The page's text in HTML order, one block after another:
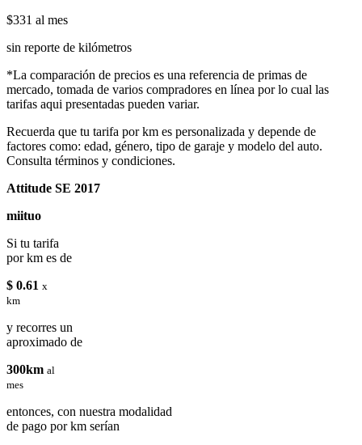
$331 al mes
sin reporte de kilómetros
*La comparación de precios es una referencia de primas de
mercado, tomada de varios compradores en línea por lo cual las
tarifas aqui presentadas pueden variar.
Recuerda que tu tarifa por km es personalizada y depende de
factores como: edad, género, tipo de garaje y modelo del auto.
Consulta términos y condiciones.
Attitude SE 2017
miituo
Si tu tarifa
por km es de
$ 0.61 x
km
y recorres un
aproximado de
300km al
mes
entonces, con nuestra modalidad
de pago por km serían